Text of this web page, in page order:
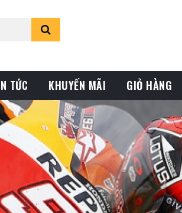
TỨC KHUYẾN MÃI GIỎ HÀNG